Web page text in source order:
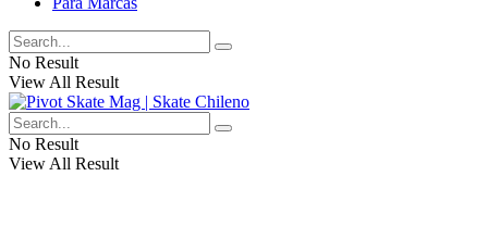
No Result
View All Result
No Result
View All Result